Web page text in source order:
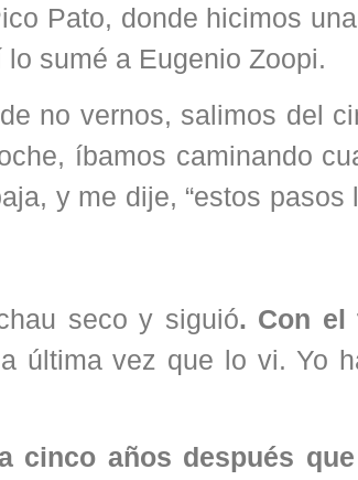
Pato, donde hicimos
sumé a Eugenio Zoopi.
no vernos, salimos del
íbamos caminando
y me dije, “estos pasos
seco y siguió. Con el
última vez que lo vi. Yo
cinco años después